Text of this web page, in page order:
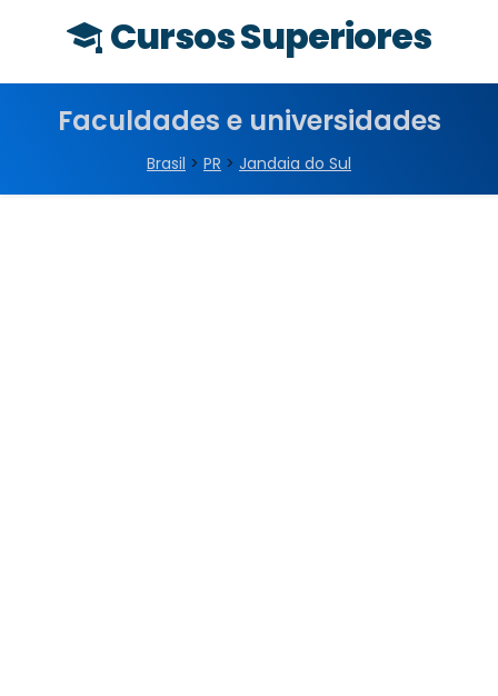
Cursos Superiores
Faculdades e universidades
Brasil > PR > Jandaia do Sul